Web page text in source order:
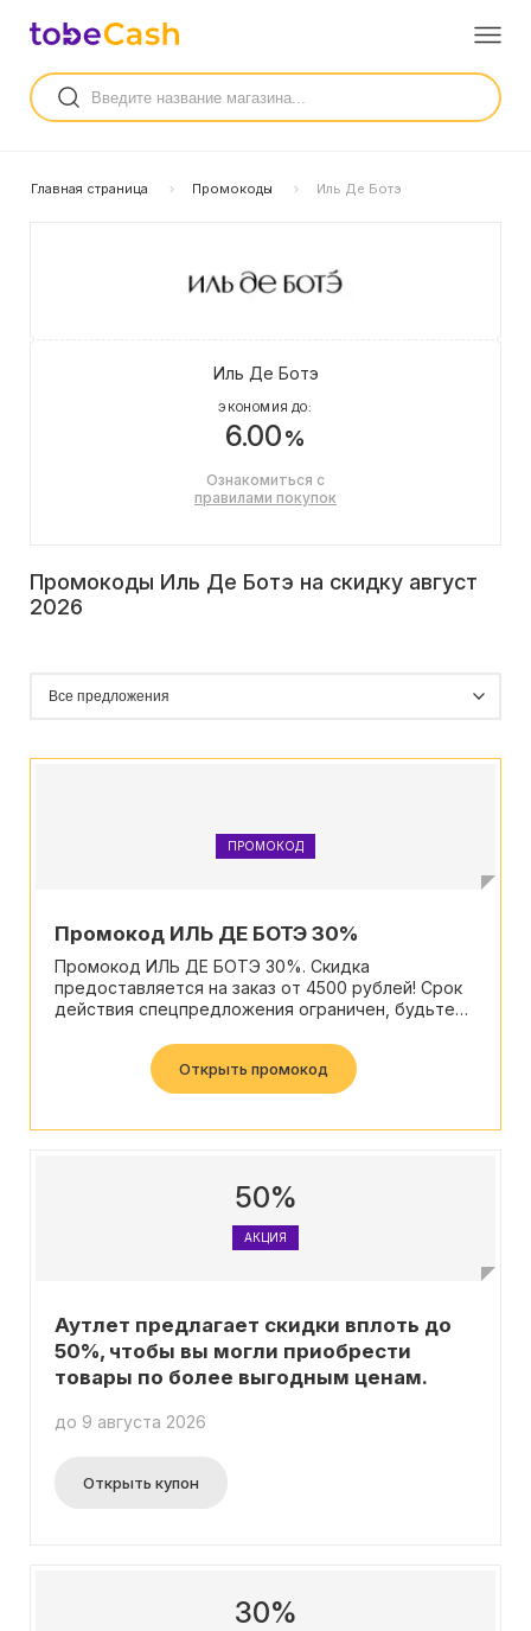
Главная страница Промокоды Иль Де Ботэ
Иль Де Ботэ
ЭКОНОМИЯ ДО:
6.00%
Ознакомиться с
правилами покупок
Промокоды Иль Де Ботэ на скидку август
2026
ПРОМОКОД
Промокод ИЛЬ ДЕ БОТЭ 30%
Промокод ИЛЬ ДЕ БОТЭ 30%. Скидка
предоставляется на заказ от 4500 рублей! Срок
действия спецпредложения ограничен, будьте
Открыть промокод
50%
АКЦИЯ
Аутлет предлагает скидки вплоть до
50%, чтобы вы могли приобрести
товары по более выгодным ценам.
до 9 августа 2026
Открыть купон
30%